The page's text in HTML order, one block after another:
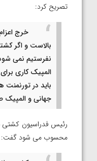
تصریح کرد:
خرج
بالاست و اگر
نفرستیم نمی
المپیک کاری
باید در تورنمنت
جهانی و
رئیس فدراسیون کشتی
محسوب می شود گفت: